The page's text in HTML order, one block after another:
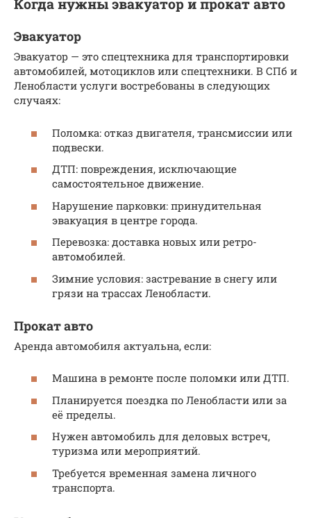
Когда нужны эвакуатор и прокат авто
Эвакуатор
Эвакуатор — это спецтехника для транспортировки
автомобилей, мотоциклов или спецтехники. В СПб и
Ленобласти услуги востребованы в следующих
случаях:
Поломка: отказ двигателя, трансмиссии или
подвески.
ДТП: повреждения, исключающие
самостоятельное движение.
Нарушение парковки: принудительная
эвакуация в центре города.
Перевозка: доставка новых или ретро-
автомобилей.
Зимние условия: застревание в снегу или
грязи на трассах Ленобласти.
Прокат авто
Аренда автомобиля актуальна, если:
Машина в ремонте после поломки или ДТП.
Планируется поездка по Ленобласти или за
её пределы.
Нужен автомобиль для деловых встреч,
туризма или мероприятий.
Требуется временная замена личного
транспорта.